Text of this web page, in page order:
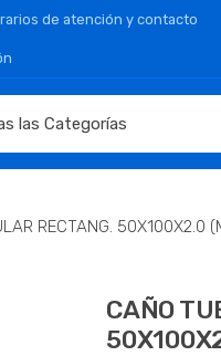
de atención y contacto
RECTANG. 50X100X2.0
CAÑO